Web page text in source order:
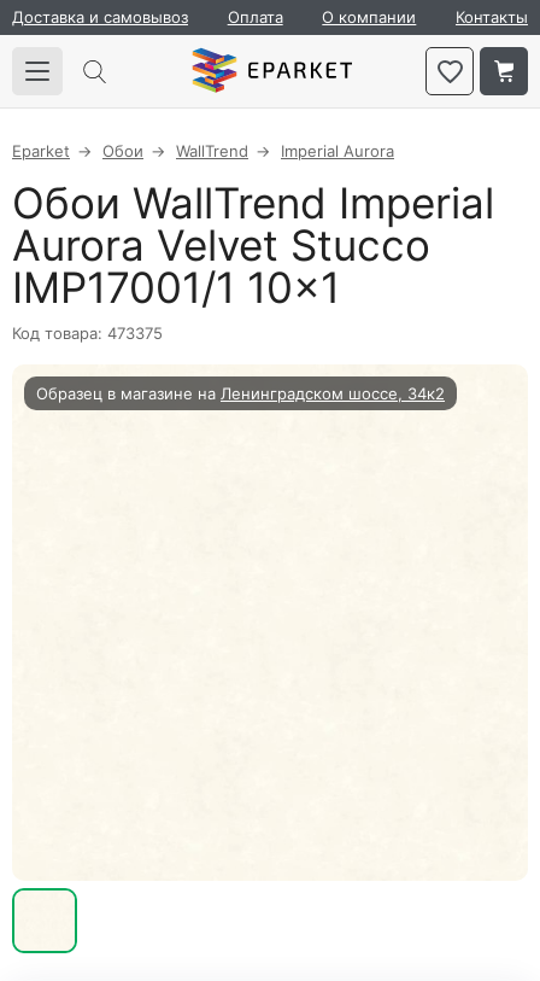
Доставка и самовывоз Оплата О компании Контакты
Eparket Обои WallTrend Imperial Aurora
Обои WallTrend Imperial
Aurora Velvet Stucco
IMP17001/1 10×1
Код товара: 473375
Образец в магазине на Ленинградском шоссе, 34к2